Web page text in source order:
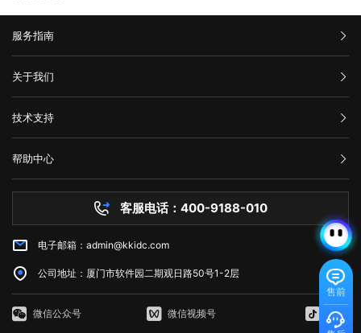
使用其他网络连接 尝试切换到其他网络连接，例如在使用Wi-Fi时尝
试使用移动数据。通过使用其他网络连接，您可以确定是否存在网络连接
需要联系网站管理员寻求帮助。他们可以告诉您更多关于错误代码502的
信息，并提供解决方法。 在互联网时代，我们经常会遇到502错误代
码。这意味着请求未能正确连接到上游服务器，通常是由代理服务器、网
关或网络连接问题引起的。为了解决这个问题，我们可以尝试刷新网页、
检查网络连接、清除浏览器缓存、暂时使用其他网络连接或联系网站管理
员。希望本文能帮助您了解并解决错误代码502问题。
业网络和计算机工作状态，降低系统故障率;网站系统遭遇突发严重故障
而导致网络系统崩溃后，在最短的时间内进行恢复;在重要的文件资料、
数据被误删或遭病毒感染、黑客破坏后，通过技术手段尽力抢救，争取恢
复。 以上就是关于页面升级访问的原因以及解决方法全部内容，其实
很多网站都是需要升级优化的，为了的就是可以满足各种用户的需求，也
务器无法接纳新用户访问的时候，更需要及时进行页面访问升级，希望本
文可以帮助到大家。
构：指的是网页的骨架，即HTML代码，它定义了网页的基本结构和内
即CSS（级联样式表）的使用。CSS用于控制网页的布局、颜色、字体等
视觉效果，使网页看起来更加美观和吸引人。 行为：指的是网页与用
户交互的方式，即JavaScript的使用。JavaScript是一种脚本语言，它允
许网页对用户的操作做出响应，如点击按钮、滚动页面等，从而提供更加
丰富的交互体验。 这三个方面相互依赖，共同决定了Web的外观、功
能和用户体验。 web端指的是什么意思？看完文章就能清楚知道了，
思。现广泛译作网络、互联网等技术领域。
以下原因造成的： 1. 请求过于频繁：当客户端发送的请求过于频繁
时，服务器无法处理这么多请求，就会返回HTTP 429错误。 2. 服务
器限制：有些服务器为了防止恶意攻击，会设置一些限制，例如每秒钟只
允许发送一定数量的请求。如果客户端发送的请求超过了这个限制，服务
器就会返回HTTP 429错误。 3. 网络不稳定：如果网络不稳定，客户
取以下一些方法来修复： 1. 增加请求间隔时间：当客户端发送的请求
过于频繁时，可以增加请求间隔时间，减少请求的数量。 2. 减少请
求次数：如果客户端发送的请求超过了服务器限制，可以减少请求的数
量，以满足服务器的限制要求。 3. 检查API调用的频率：如果HTTP
429错误发生在API调用中，我们可以检查API调用的频率，是否超出了
API提供商的限制。 4. 检查网络连接：如果HTTP 429错误是由网络
不稳定引起的，我们可以检查网络连接是否正常，是否存在延迟或丢包现
象。 5. 使用CDN服务：CDN即内容分发网络，可以缓存静态资源，
减少请求次数，提高请求速度和稳定性。 6. 联系服务器管理员：如
果HTTP 429错误仍无法解决，我们可以联系服务器管理员，让其检查服
务器设置是否存在问题。 HTTP 429错误通常是由请求过于频繁、服
务器限制、网络不稳定等原因造成的。为了修复HTTP 429错误，我们可
以采取增加请求间隔时间、减少请求次数、检查API调用的频率、检查网
络连接、使用CDN服务等方法。如果以上方法无法解决HTTP 429错误，
Web Services)是亚马逊提供的一种基于云平台的服务。AWS永久免费计
计算服务。免费计划提供750个小时的EC2实例。 2. Amazon S3：
在AWS上创建和管理存储桶，对于不超过5GB的数据存储和处理是免费
的。 3. AWS Lambda：以事件驱动的方式在云中运行代码，免费计
计划提供每月25个WCU和25个RCU。 5. Amazon Glacier：用于非
免费的。 6. Amazon CloudFront：AWS的全球内容分发网络
(CDN)，免费计划为每个月50GB的数据传输提供免费流量。 7.
Amazon Machine Learning：一种基于云的机器学习服务，在免费计划
中提供每月10,000个批处理预测。 8. Amazon RDS：AWS的关系型
数据库服务，免费计划实例持续使用750小时，每月获得20GB的备份存
储和10万条I/O请求数。 9. Amazon SES：简单邮件服务，用于发送
和接收电子邮件，AWS SES在免费计划中提供每月62,000封电子邮件发
送。 10. Amazon CloudWatch：AWS的监控服务，AWS
CloudWatch在免费计划中提供1个月内每个AWS账户$0.10的按需监
控。 如何使用AWS永久免费服务器 AWS提供的免费计划通常是
售前
服务指南
汇款信息
购买流程
服务条款
关于我们
公司介绍
举报中心
隐私声明
技术支持
网站备案
技术文档
帮助中心
服务器问题
市场资讯
客服电话：400-9188-010
电子邮箱：admin@kkidc.com
公司地址：厦门市软件园二期观日路50号1-2层
微信公众号 微信视频号 抖音